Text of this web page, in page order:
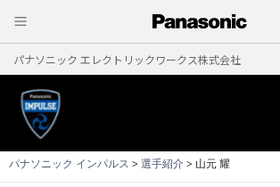
パナソニック エレクトリックワークス株式会社
パナソニック インパルス >選手紹介> 山元 耀